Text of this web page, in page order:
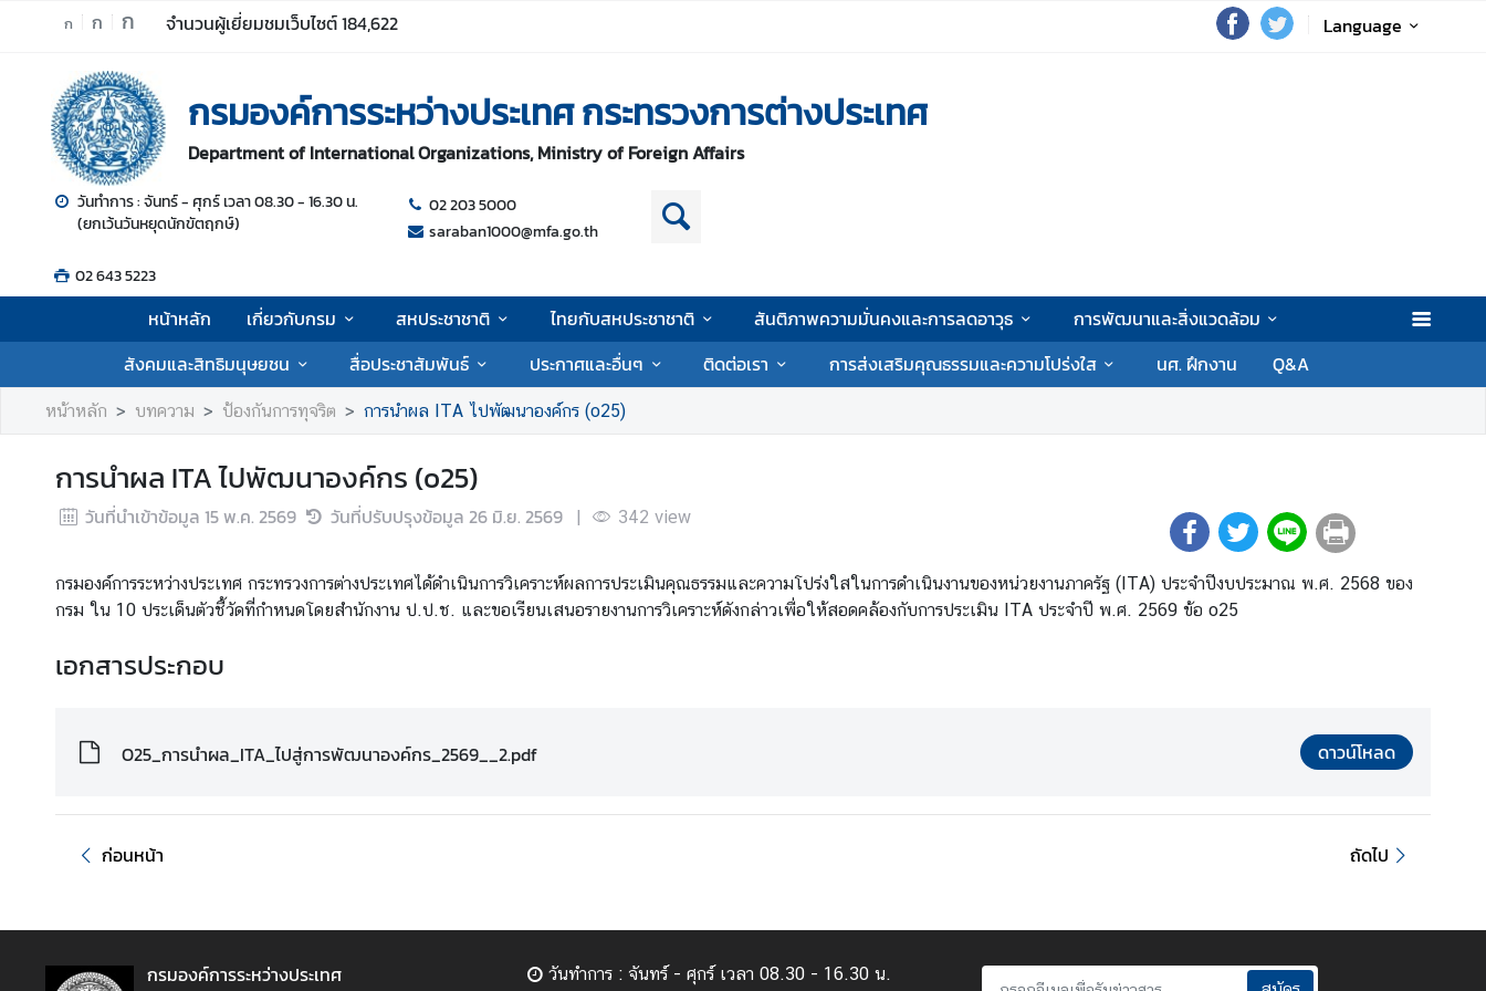
ก ก ก จำนวนผู้เยี่ยมชมเว็บไซต์184,622 Language
กรมองค์การระหว่างประเทศ กระทรวงการต่างประเทศ
Department of International Organizations, Ministry of Foreign Affairs
วันทำการ : จันทร์ - ศุกร์ เวลา 08.30 - 16.30 น.
(ยกเว้นวันหยุดนักขัตฤกษ์)
02 643 5223
02 203 5000
saraban1000@mfa.go.th
หน้าหลัก เกี่ยวกับกรม สหประชาชาติ ไทยกับสหประชาชาติ สันติภาพความมั่นคงและการลดอาวุธ
การพัฒนาและสิ่งแวดล้อม
สังคมและสิทธิมนุษยชน
สื่อประชาสัมพันธ์ ประกาศและอื่นๆ ติดต่อเรา การส่งเสริมคุณธรรมและความโปร่งใส นศ. ฝึกงาน Q&A
น้
า
ห
ก
กี่
ย
บ
ก
ป
ร
ช
กั
ส
หน้าหลัก บทความ ป้องกันการทุจริต การนำผล ITA ไปพัฒนาองค์กร (o25)
การนำผล ITA ไปพัฒนาองค์กร (o25)
วันที่นำเข้าข้อมูล 15 พ.ค. 2569 วันที่ปรับปรุงข้อมูล 26 มิ.ย. 2569 | 342 view
กรมองค์การระหว่างประเทศ กระทรวงการต่างประเทศได้ดำเนินการวิเคราะห์ผลการประเมินคุณธรรมและความโปร่งใสในการดำเนินงานของหน่วยงานภาครัฐ (ITA) ประจำปีงบประมาณ พ.ศ. 2568 ของ
กรม ใน 10 ประเด็นตัวชี้วัดที่กำหนดโดยสำนักงาน ป.ป.ช. และขอเรียนเสนอรายงานการวิเคราะห์ดังกล่าวเพื่อให้สอดคล้องกับการประเมิน ITA ประจำปี พ.ศ. 2569 ข้อ o25
เอกสารประกอบ
O25_การนำผล_ITA_ไปสู่การพัฒนาองค์กร_2569__2.pdf ดาวน์โหลด
ก่อนหน้า ถัดไป
กรมองค์การระหว่างประเทศ
วันทำการ : จันทร์ - ศุกร์ เวลา 08.30 - 16.30 น.